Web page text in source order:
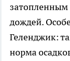
затопленным
дождей.
Геленджик:
норма